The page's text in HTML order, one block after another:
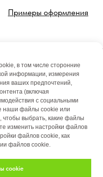
Примеры оформления
в том числе сторонние
информации, измерения
ваших предпочтений,
(включая
с социальными
наши файлы cookie или
чтобы выбрать, какие файлы
изменить настройки файлов
файлов cookie, как
файлов cookie.
cookie